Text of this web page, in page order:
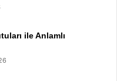
ile Anlamlı